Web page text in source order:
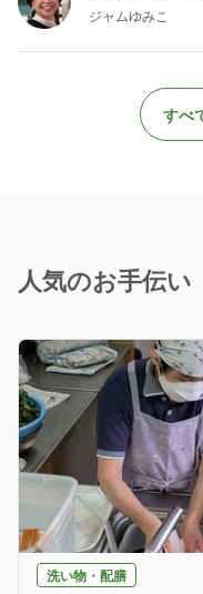
ジャムゆみこ
すべ
人気のお手伝い
洗い物・配膳